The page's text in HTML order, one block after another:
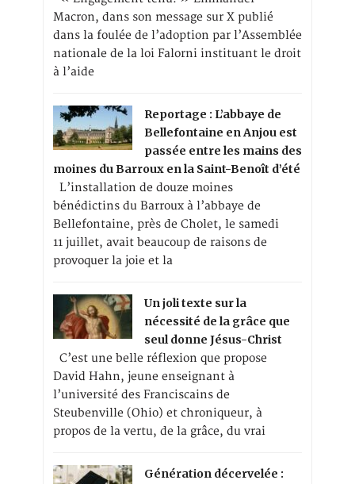
Macron, dans son message sur X publié
dans la foulée de l’adoption par l’Assemblée
nationale de la loi Falorni instituant le droit
à l’aide
Reportage : L’abbaye de
Bellefontaine en Anjou est
passée entre les mains des
moines du Barroux en la Saint-Benoît d’été
L’installation de douze moines
bénédictins du Barroux à l’abbaye de
Bellefontaine, près de Cholet, le samedi
11 juillet, avait beaucoup de raisons de
provoquer la joie et la
Un joli texte sur la
nécessité de la grâce que
seul donne Jésus-Christ
C’est une belle réflexion que propose
David Hahn, jeune enseignant à
l’université des Franciscains de
Steubenville (Ohio) et chroniqueur, à
propos de la vertu, de la grâce, du vrai
Génération décervelée :